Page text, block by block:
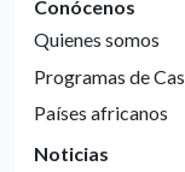
Conócenos
Quienes somos
Programas de
Países africanos
Noticias